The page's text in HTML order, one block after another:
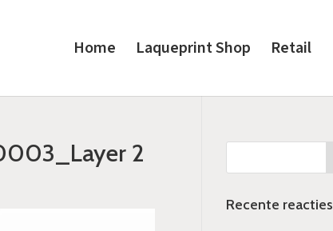
Home Laqueprint Shop Retail
2
Recente reacties